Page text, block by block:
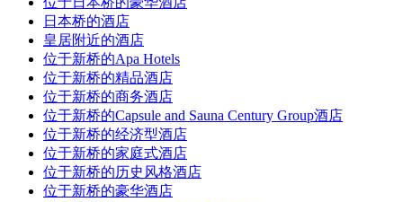
日本桥的酒店
皇居附近的酒店
位于新桥的Apa Hotels
位于新桥的精品酒店
位于新桥的商务酒店
位于新桥的Capsule and Sauna Century Group酒店
位于新桥的经济型酒店
位于新桥的家庭式酒店
位于新桥的历史风格酒店
位于新桥的豪华酒店